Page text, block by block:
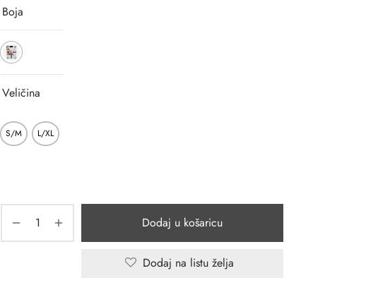
Boja
Veličina
S/M L/XL
Dodaj u košaricu
Dodaj na listu želja